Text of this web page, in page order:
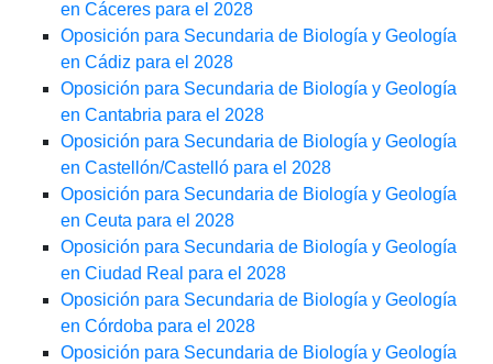
en Cáceres para el 2028
Oposición para Secundaria de Biología y Geología
en Cádiz para el 2028
Oposición para Secundaria de Biología y Geología
en Cantabria para el 2028
Oposición para Secundaria de Biología y Geología
en Castellón/Castelló para el 2028
Oposición para Secundaria de Biología y Geología
en Ceuta para el 2028
Oposición para Secundaria de Biología y Geología
en Ciudad Real para el 2028
Oposición para Secundaria de Biología y Geología
en Córdoba para el 2028
Oposición para Secundaria de Biología y Geología